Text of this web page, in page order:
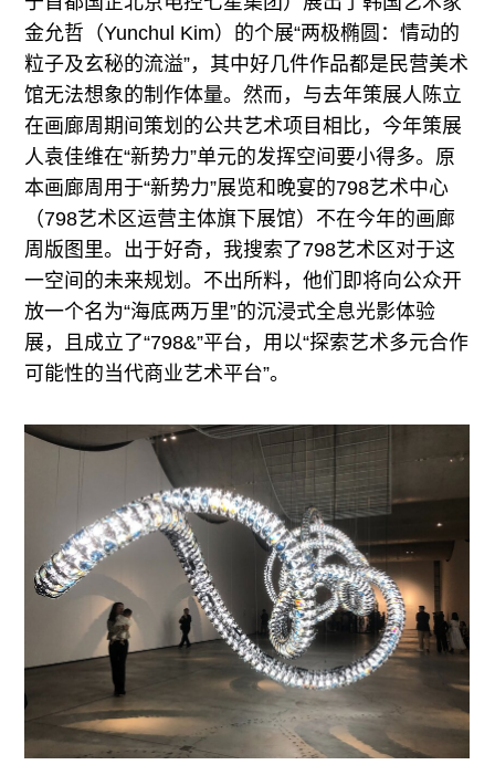
金允哲（Yunchul Kim）的个展“两极椭圆：情动的
粒子及玄秘的流溢”，其中好几件作品都是民营美术
馆无法想象的制作体量。然而，与去年策展人陈立
在画廊周期间策划的公共艺术项目相比，今年策展
人袁佳维在“新势力”单元的发挥空间要小得多。原
本画廊周用于“新势力”展览和晚宴的798艺术中心
（798艺术区运营主体旗下展馆）不在今年的画廊
周版图里。出于好奇，我搜索了798艺术区对于这
一空间的未来规划。不出所料，他们即将向公众开
放一个名为“海底两万里”的沉浸式全息光影体验
展，且成立了“798&”平台，用以“探索艺术多元合作
可能性的当代商业艺术平台”。